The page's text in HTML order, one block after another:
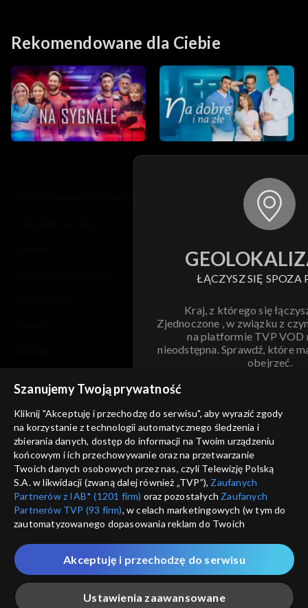
Rekomendowane dla Ciebie
ŁĄCZYSZ SIĘ SPOZA
Kraj, z którego się
Zjednoczone , w związku z
na platformie TVP VOD
nieodstępna. Sprawdź, które
obejrzeć.
ANULUJ
informacje o dostawcy usług
Szanujemy Twoją prywatność
Kliknij "Akceptuję i przechodzę do serwisu", aby wyrazić zgody
na korzystanie z technologii automatycznego śledzenia i
zbierania danych, dostęp do informacji na Twoim urządzeniu
końcowym i ich przechowywanie oraz na przetwarzanie
Twoich danych osobowych przez nas, czyli Telewizję Polską
S.A. w likwidacji (zwaną dalej również „TVP”), Zaufanych
Partnerów z IAB* (1201 firm) oraz pozostałych Zaufanych
Partnerów TVP (93 firm), w celach marketingowych (w tym do
zautomatyzowanego dopasowania reklam do Twoich
które wskazujemy poniżej, a także zgody na udostępnianie
przez nas identyfikatora PPID do Google.
Twoje dane osobowe zbierane podczas odwiedzania przez
Ciebie naszych
poszczególnych serwisówzwanych dalej
Ustawienia zaawansowane
Akceptuję i przechodzę do serwisu